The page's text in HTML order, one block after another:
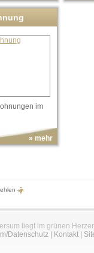
im
» mehr
liegt im grünen
Datenschutz| Kontakt|